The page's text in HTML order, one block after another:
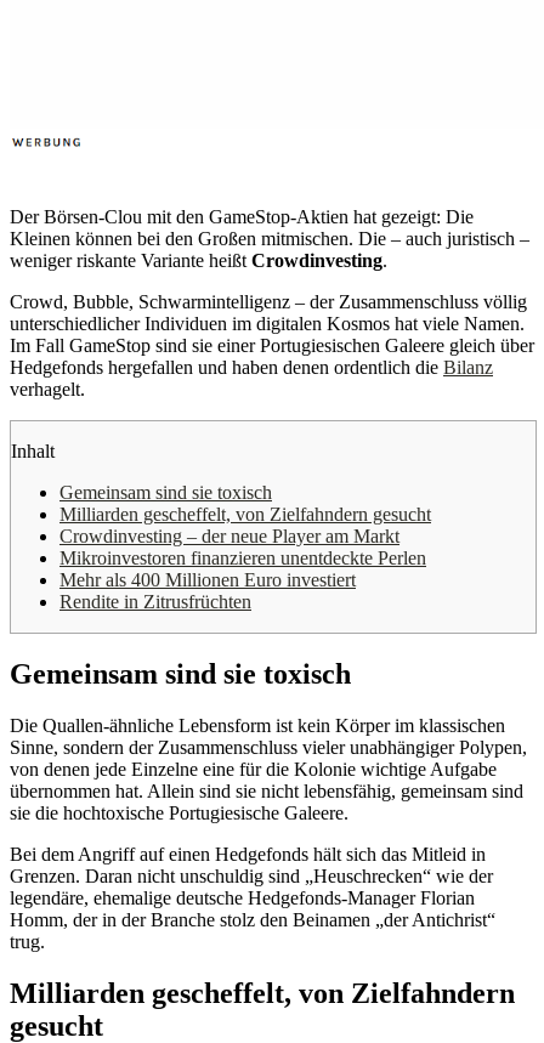
Der Börsen-Clou mit den GameStop-Aktien hat gezeigt: Die
Kleinen können bei den Großen mitmischen. Die – auch juristisch –
weniger riskante Variante heißt Crowdinvesting.
Crowd, Bubble, Schwarmintelligenz – der Zusammenschluss völlig
unterschiedlicher Individuen im digitalen Kosmos hat viele Namen.
Im Fall GameStop sind sie einer Portugiesischen Galeere gleich über
Hedgefonds hergefallen und haben denen ordentlich die Bilanz
verhagelt.
Inhalt
Gemeinsam sind sie toxisch
Milliarden gescheffelt, von Zielfahndern gesucht
Crowdinvesting – der neue Player am Markt
Mikroinvestoren finanzieren unentdeckte Perlen
Mehr als 400 Millionen Euro investiert
Rendite in Zitrusfrüchten
Gemeinsam sind sie toxisch
Die Quallen-ähnliche Lebensform ist kein Körper im klassischen
Sinne, sondern der Zusammenschluss vieler unabhängiger Polypen,
von denen jede Einzelne eine für die Kolonie wichtige Aufgabe
übernommen hat. Allein sind sie nicht lebensfähig, gemeinsam sind
sie die hochtoxische Portugiesische Galeere.
Bei dem Angriff auf einen Hedgefonds hält sich das Mitleid in
Grenzen. Daran nicht unschuldig sind „Heuschrecken“ wie der
legendäre, ehemalige deutsche Hedgefonds-Manager Florian
Homm, der in der Branche stolz den Beinamen „der Antichrist“
trug.
Milliarden gescheffelt, von Zielfahndern
gesucht